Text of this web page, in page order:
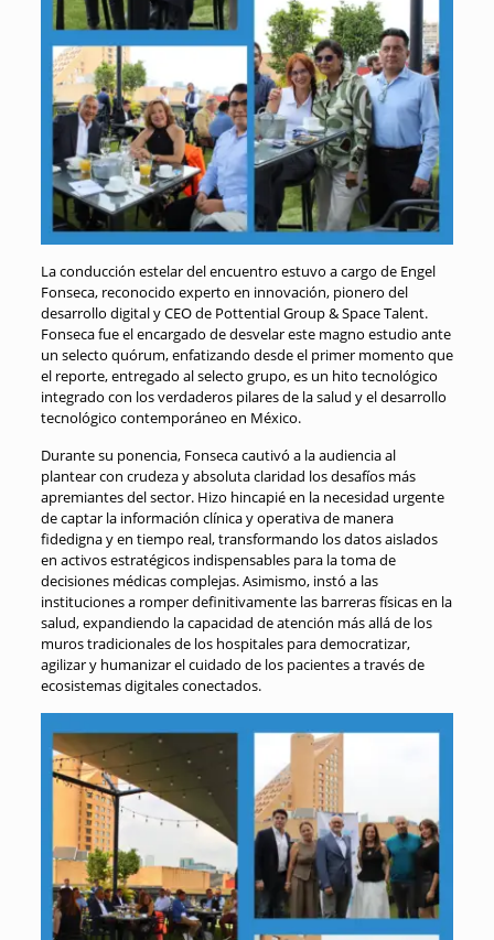
La conducción estelar del encuentro estuvo a cargo de Engel
Fonseca, reconocido experto en innovación, pionero del
desarrollo digital y CEO de Pottential Group & Space Talent.
Fonseca fue el encargado de desvelar este magno estudio ante
un selecto quórum, enfatizando desde el primer momento que
el reporte, entregado alselecto grupo, es un hito tecnológico
integrado con los verdaderos pilares de la salud y el desarrollo
tecnológico contemporáneo en México.
Durante su ponencia, Fonseca cautivó a la audiencia al
plantear con crudeza y absoluta claridad los desafíos más
apremiantes del sector. Hizo hincapié en la necesidad urgente
de captar la información clínica y operativa de manera
fidedigna y en tiempo real, transformando los datos aislados
en activos estratégicos indispensables para la toma de
decisiones médicas complejas. Asimismo, instó a las
instituciones a romper definitivamente las barreras físicas en la
salud, expandiendo la capacidad de atención más allá de los
muros tradicionales de los hospitales para democratizar,
agilizar y humanizar el cuidado de los pacientes a través de
ecosistemas digitales conectados.